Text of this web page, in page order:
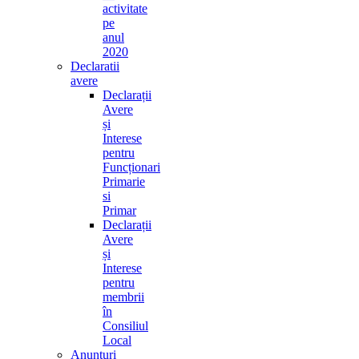
activitate
pe
anul
2020
Declaratii
avere
Declarații
Avere
și
Interese
pentru
Funcționari
Primarie
si
Primar
Declarații
Avere
și
Interese
pentru
membrii
în
Consiliul
Local
Anunturi